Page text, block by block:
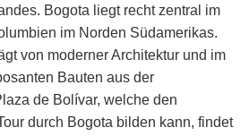
Bogota liegt recht zentral im
im Norden Südamerikas.
von moderner Architektur und im
Bauten aus der
de Bolívar, welche den
durch Bogota bilden kann, findet